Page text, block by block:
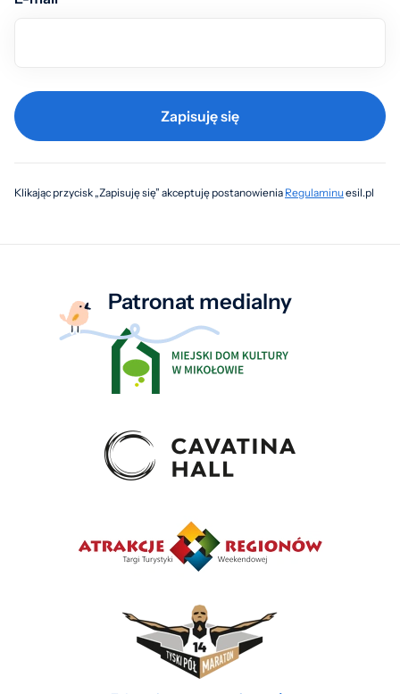
Zapisuję się
Klikając przycisk „Zapisuję się” akceptuję postanowienia Regulaminuesil.pl
Patronat medialny